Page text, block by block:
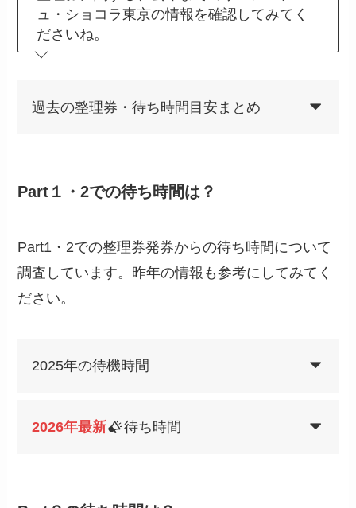
ュ・ショコラ東京の情報を確認してみてく
ださいね。
過去の整理券・待ち時間目安まとめ
Part１・2での待ち時間は？
Part1・2での整理券発券からの待ち時間について
調査しています。昨年の情報も参考にしてみてく
ださい。
2025年の待機時間
2026年最新 待ち時間